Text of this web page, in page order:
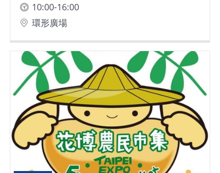
10:00-16:00
環形廣場